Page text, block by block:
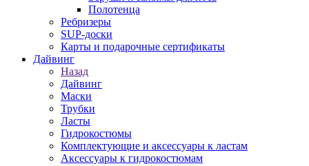
Полотенца
Ребризеры
SUP-доски
Карты и подарочные сертификаты
Дайвинг
Назад
Дайвинг
Маски
Трубки
Ласты
Гидрокостюмы
Комплектующие и аксессуары к ластам
Аксессуары к гидрокостюмам